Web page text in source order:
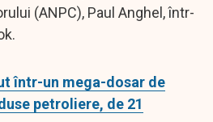
(ANPC), Paul Anghel, într-
într-un mega-dosar de
petroliere, de 21